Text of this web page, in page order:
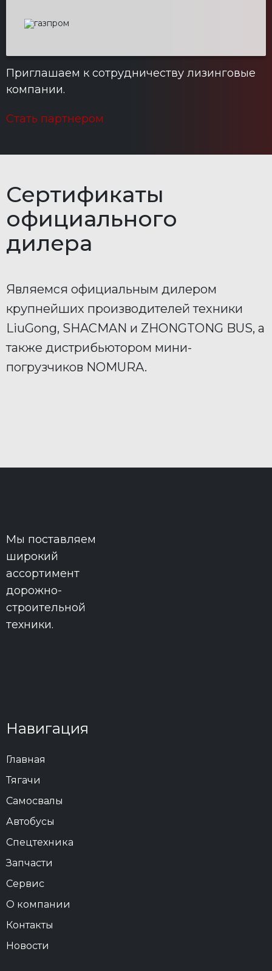
Приглашаем к сотрудничеству лизинговые
компании.
Стать партнером
Сертификаты
официального
дилера
Являемся официальным дилером
крупнейших производителей техники
LiuGong, SHACMAN и ZHONGTONG BUS, а
также дистрибьютором мини-
погрузчиков NOMURA.
Мы поставляем
широкий
ассортимент
дорожно-
строительной
техники.
Навигация
Главная
Тягачи
Самосвалы
Автобусы
Спецтехника
Запчасти
Сервис
О компании
Контакты
Новости